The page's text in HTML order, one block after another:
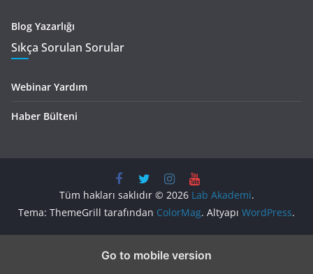
Blog Yazarlığı
Sıkça Sorulan Sorular
Webinar Yardım
Haber Bülteni
Tüm hakları saklıdır © 2026 Lab Akademi.
Tema: ThemeGrill tarafından ColorMag. Altyapı WordPress.
Go to mobile version